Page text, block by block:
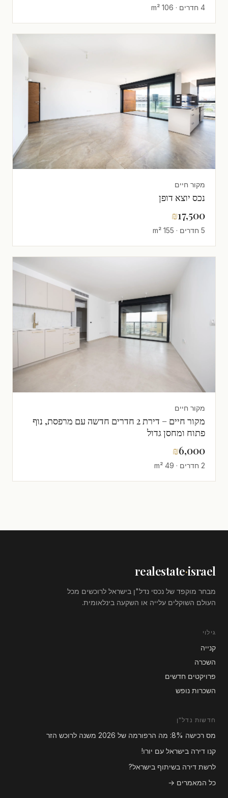
4 חדרים · 106 m²
מקור חיים
נכס יוצא דופן
₪17,500
5 חדרים · 155 m²
מקור חיים
מקור חיים – דירת 2 חדרים חדשה עם מרפסת, נוף
פתוח ומחסן גדול
₪6,000
2 חדרים · 49 m²
realestate·israel
מבחר מוקפד של נכסי נדל"ן בישראל לרוכשים מכל
העולם השוקלים עלייה או השקעה בינלאומית.
גילוי
קנייה
השכרה
פרויקטים חדשים
השכרות נופש
חדשות נדל"ן
מס רכישה 8%: מה הרפורמה של 2026 משנה לרוכש הזר
קנו דירה בישראל עם יורו!
לרשת דירה בשיתוף בישראל?
כל המאמרים →